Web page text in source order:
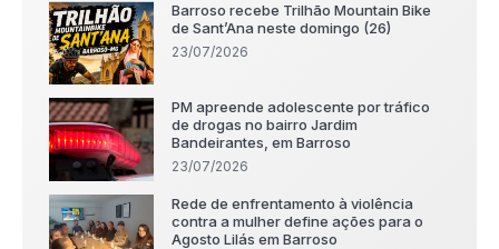
Barroso recebe Trilhão Mountain Bike
de Sant’Ana neste domingo (26)
23/07/2026
PM apreende adolescente por tráfico
de drogas no bairro Jardim
Bandeirantes, em Barroso
23/07/2026
Rede de enfrentamento à violência
contra a mulher define ações para o
Agosto Lilás em Barroso